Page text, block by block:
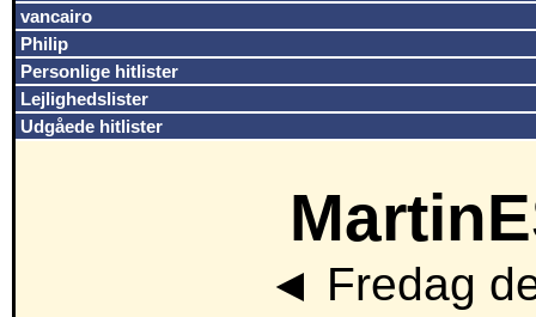
vancairo
Philip
Personlige hitlister
Lejlighedslister
Udgåede hitlister
◄ Fredag